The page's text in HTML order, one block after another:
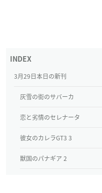
3月29日本日の新刊
灰雪の街のサバーカ
恋と劣情のセレナータ
彼女のカレラGT3 3
獣国のパナギア 2